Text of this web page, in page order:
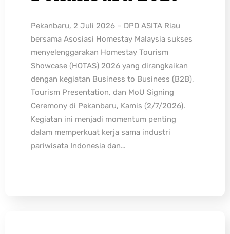
Pekanbaru, 2 Juli 2026 – DPD ASITA Riau
bersama Asosiasi Homestay Malaysia sukses
menyelenggarakan Homestay Tourism
Showcase (HOTAS) 2026 yang dirangkaikan
dengan kegiatan Business to Business (B2B),
Tourism Presentation, dan MoU Signing
Ceremony di Pekanbaru, Kamis (2/7/2026).
Kegiatan ini menjadi momentum penting
dalam memperkuat kerja sama industri
pariwisata Indonesia dan…